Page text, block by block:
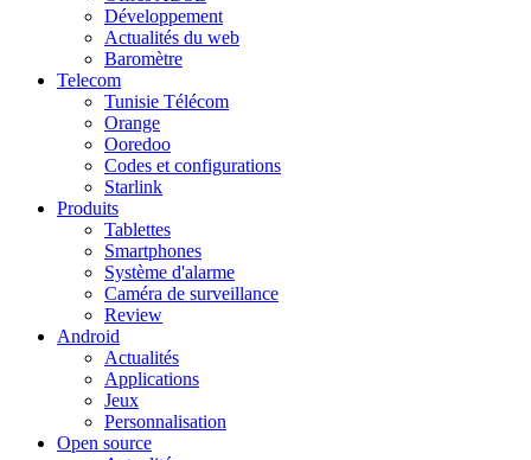
Développement
Actualités du web
Baromètre
Telecom
Tunisie Télécom
Orange
Ooredoo
Codes et configurations
Starlink
Produits
Tablettes
Smartphones
Système d'alarme
Caméra de surveillance
Review
Android
Actualités
Applications
Jeux
Personnalisation
Open source